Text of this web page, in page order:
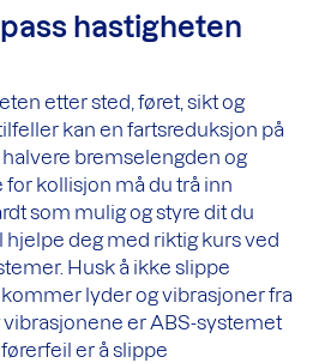
hastigheten
etter sted, føret, sikt og
kan en fartsreduksjon på
halvere bremselengden og
kollisjon må du trå inn
som mulig og styre dit du
deg med riktig kurs ved
Husk å ikke slippe
lyder og vibrasjoner fra
er ABS-systemet
er å slippe